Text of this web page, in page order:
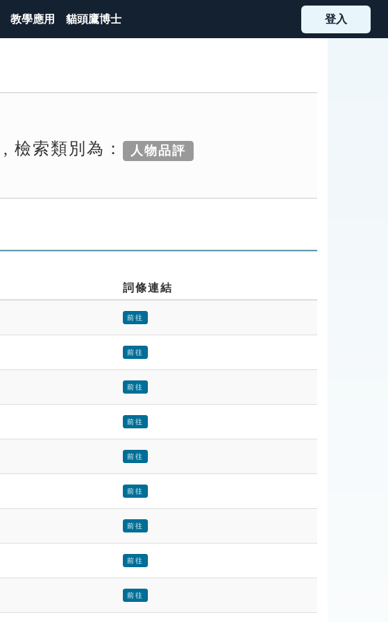
教學應用 貓頭鷹博士 登入
, 檢索類別為： 人物品評
詞條連結
前往
前往
前往
前往
前往
前往
前往
前往
前往